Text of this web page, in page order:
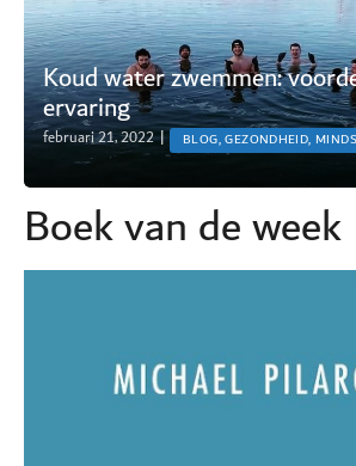
Koud water zwemmen:
ervaring
februari 21, 2022 | BLOG, GEZONDHEID,
Boek van de week